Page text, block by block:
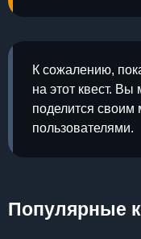
К сожалению,
на этот квест.
поделится своим
пользователями.
Популярные